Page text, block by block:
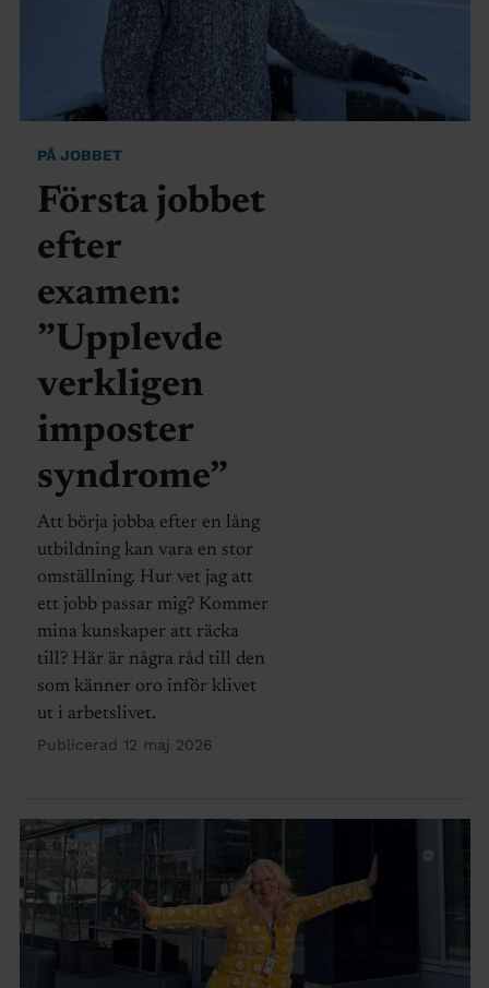
PÅ JOBBET
Första jobbet
efter
examen:
”Upplevde
verkligen
imposter
syndrome”
Att börja jobba efter en lång
utbildning kan vara en stor
omställning. Hur vet jag att
ett jobb passar mig? Kommer
mina kunskaper att räcka
till? Här är några råd till den
som känner oro inför klivet
ut i arbetslivet.
Publicerad 12 maj 2026